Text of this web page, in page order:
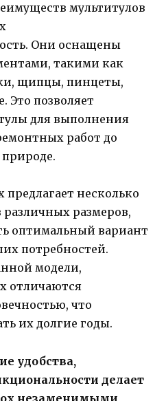
мультитулов
Они оснащены
такими как
щипцы, пинцеты,
Это позволяет
для выполнения
работ до
несколько
размеров,
оптимальный вариант
потребностей.
модели,
отличаются
что
их долгие годы.
удобства,
делает
незаменимыми